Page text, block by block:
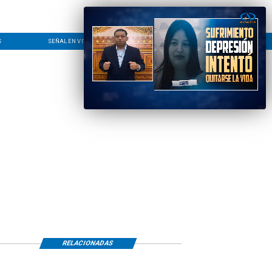
SEÑAL EN VIVO CONTACTO LÍNEA EDITORIAL
RELACIONADAS